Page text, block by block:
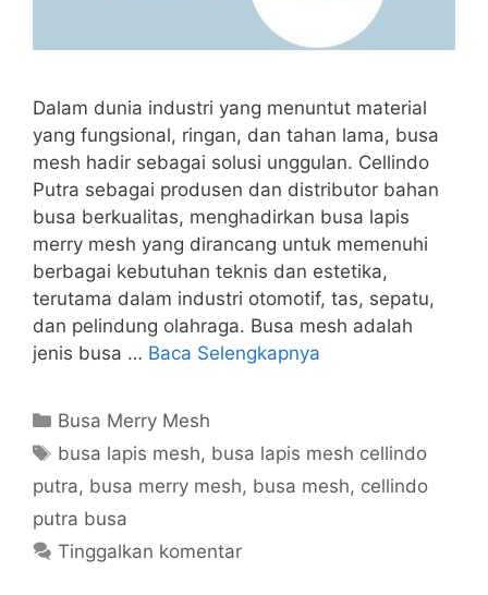
Dalam dunia industri yang menuntut material
yang fungsional, ringan, dan tahan lama, busa
mesh hadir sebagai solusi unggulan. Cellindo
Putra sebagai produsen dan distributor bahan
busa berkualitas, menghadirkan busa lapis
merry mesh yang dirancang untuk memenuhi
berbagai kebutuhan teknis dan estetika,
terutama dalam industri otomotif, tas, sepatu,
dan pelindung olahraga. Busa mesh adalah
jenis busa … Baca Selengkapnya
Kategori
Busa Merry Mesh
Tag
busa lapis mesh, busa lapis mesh cellindo
putra, busa merry mesh, busa mesh, cellindo
putra busa
Tinggalkan komentar